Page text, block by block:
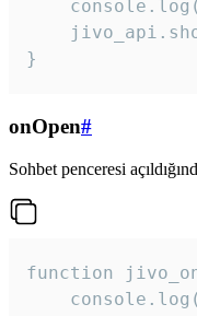
}
onOpen#
Sohbet penceresi
function